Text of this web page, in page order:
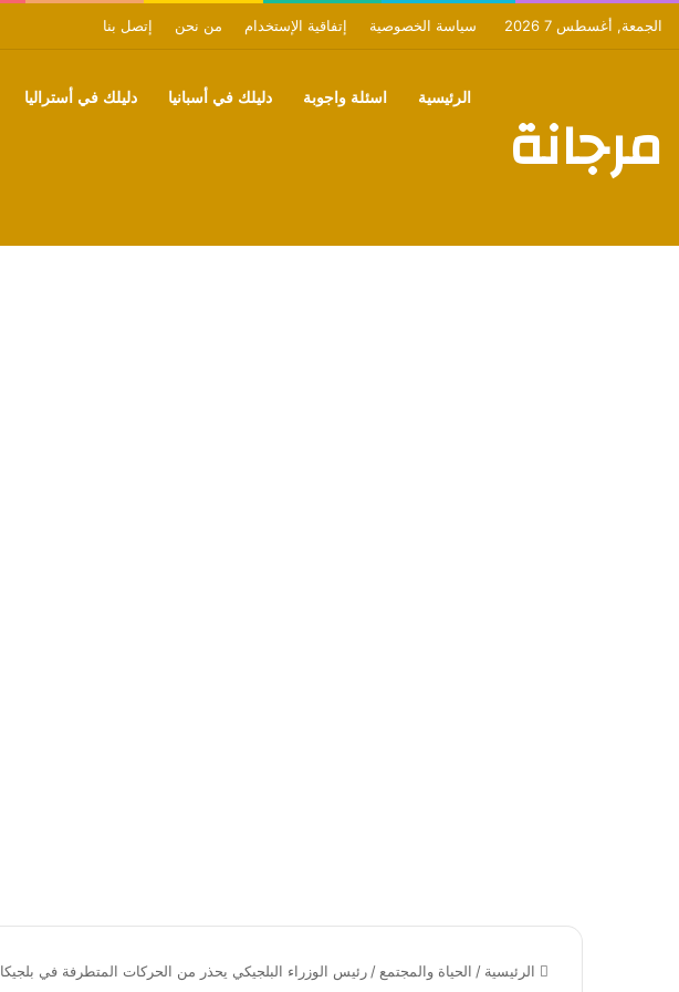
الجمعة, أغسطس 7 2026 سياسة الخصوصية إتفاقية الإستخدام من نحن إتصل بنا
مرجانة الرئيسية اسئلة واجوبة دليلك في أسبانيا دليلك في أستراليا
الرئيسية / الحياة والمجتمع / رئيس الوزراء البلجيكي يحذر من الحركات المتطرفة في بلجيكا